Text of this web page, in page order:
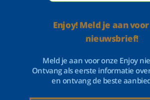
Enjoy! Meld je aan
nieuwsbrief!
Meld je aan voor onze Enjoy
Ontvang als eerste informatie
en ontvang de beste